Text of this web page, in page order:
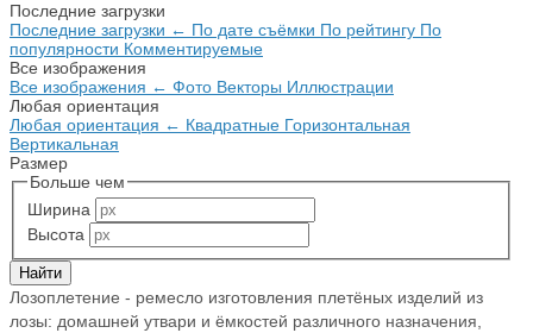
Последние загрузки
Последние загрузки ← По дате съёмки По рейтингу По
популярности Комментируемые
Все изображения
Все изображения ← Фото Векторы Иллюстрации
Любая ориентация
Любая ориентация ← Квадратные Горизонтальная
Вертикальная
Размер
Больше чем
Ширина
Высота
Лозоплетение - ремесло изготовления плетёных изделий из
лозы: домашней утвари и ёмкостей различного назначения,